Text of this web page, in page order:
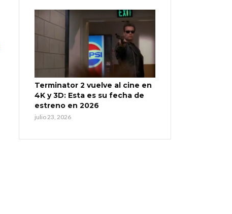
Terminator 2 vuelve al cine en
4K y 3D: Esta es su fecha de
estreno en 2026
julio 23, 2026